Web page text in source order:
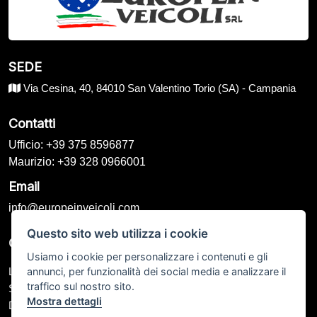
Questo sito web utilizza i cookie
Usiamo i cookie per personalizzare i contenuti e gli
annunci, per funzionalità dei social media e analizzare il
traffico sul nostro sito.
Mostra dettagli
SEDE
Via Cesina, 40, 84010 San Valentino Torio (SA) - Campania
Contatti
Ufficio: +39 375 8596877
Maurizio: +39 328 0966001
Email
info@europeinveicoli.com
Orari di Apertura
Lunedì – Venerdì: 09:00 - 13:00 / 15:00 - 19:00
Sabato: 09:00 - 12:00 / Chiuso
Domenica: Su appuntamento